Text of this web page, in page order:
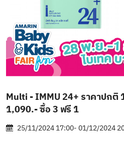
Multi - IMMU 24+ ราคาปกติ
1,090.- ซื้อ 3 ฟรี 1
25/11/2024 17:00- 01/12/2024